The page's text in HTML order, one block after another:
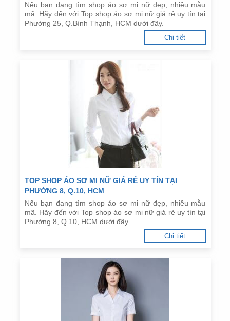
Nếu bạn đang tìm shop áo sơ mi nữ đẹp, nhiều mẫu
mã. Hãy đến với Top shop áo sơ mi nữ giá rẻ uy tín tại
Phường 25, Q.Bình Thạnh, HCM dưới đây.
Chi tiết
TOP SHOP ÁO SƠ MI NỮ GIÁ RẺ UY TÍN TẠI
PHƯỜNG 8, Q.10, HCM
Nếu bạn đang tìm shop áo sơ mi nữ đẹp, nhiều mẫu
mã. Hãy đến với Top shop áo sơ mi nữ giá rẻ uy tín tại
Phường 8, Q.10, HCM dưới đây.
Chi tiết